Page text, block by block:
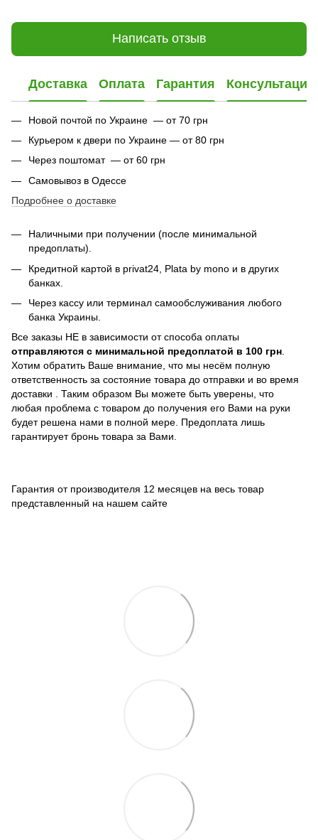
Написать отзыв
Доставка Оплата Гарантия Консультация
Новой почтой по Украине — от 70 грн
Курьером к двери по Украине — от 80 грн
Через поштомат — от 60 грн
Самовывоз в Одессе
Подробнее о доставке
Наличными при получении (после минимальной
предоплаты).
Кредитной картой в privat24, Plata by mono и в других
банках
Через кассу или терминал самообслуживания любого
банка Украины.
Все заказы НЕ в зависимости от способа оплаты
отправляются с минимальной предоплатой в 100 грн.
Хотим обратить Ваше внимание, что мы несём полную
ответственность за состояние товара до отправки и во время
доставки . Таким образом Вы можете быть уверены, что
любая проблема с товаром до получения его Вами на руки
будет решена нами в полной мере. Предоплата лишь
гарантирует бронь товара за Вами.
Гарантия от производителя 12 месяцев на весь товар
представленный на нашем сайте